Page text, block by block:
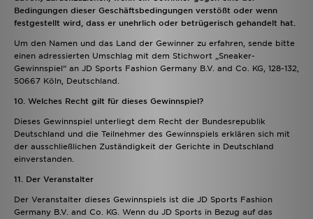
Bedingungen dieser Geschäftsbedingungen verstößt oder wenn
festgestellt wird, dass er unehrlich oder betrügerisch gehandelt hat.
Um den Namen und das Land der Gewinner zu erfahren, sende bitte
einen adressierten Umschlag mit dem Stichwort „Sneaker-
Gewinnspiel“ an JD Sports Fashion Germany B.V. and Co. KG, 128-132,
50667 Köln, Deutschland.
10. Welches Recht gilt für dieses Gewinnspiel?
Dieses Gewinnspiel unterliegt dem Recht der Bundesrepublik
Deutschland und die Teilnehmer des Gewinnspiels erklären sich mit
der ausschließlichen Zuständigkeit der Gerichte in Deutschland
einverstanden.
11. Der Veranstalter
Der Veranstalter dieses Gewinnspiels ist die JD Sports Fashion
Germany B.V. and Co. KG. Wenn du JD Sports in Bezug auf das